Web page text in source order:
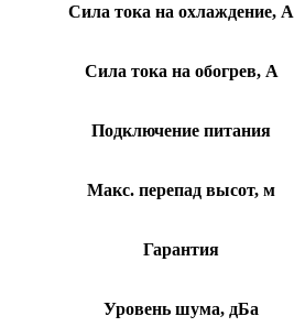
Сила тока на охлаждение, А
Сила тока на обогрев, А
Подключение питания
Макс. перепад высот, м
Гарантия
Уровень шума, дБа